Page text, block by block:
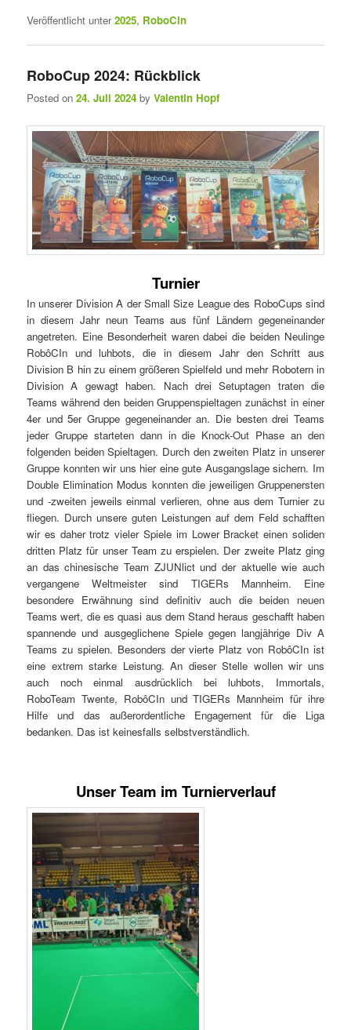
Veröffentlicht unter 2025, RoboCin
RoboCup 2024: Rückblick
Posted on24. Juli 2024 byValentin Hopf
Turnier
In unserer Division A der Small Size League des RoboCups sind
in diesem Jahr neun Teams aus fünf Ländern gegeneinander
angetreten. Eine Besonderheit waren dabei die beiden Neulinge
RobôCIn und luhbots, die in diesem Jahr den Schritt aus
Division B hin zu einem größeren Spielfeld und mehr Robotern in
Division A gewagt haben. Nach drei Setuptagen traten die
Teams während den beiden Gruppenspieltagen zunächst in einer
4er und 5er Gruppe gegeneinander an. Die besten drei Teams
jeder Gruppe starteten dann in die Knock-Out Phase an den
folgenden beiden Spieltagen. Durch den zweiten Platz in unserer
Gruppe konnten wir uns hier eine gute Ausgangslage sichern. Im
Double Elimination Modus konnten die jeweiligen Gruppenersten
und -zweiten jeweils einmal verlieren, ohne aus dem Turnier zu
fliegen. Durch unsere guten Leistungen auf dem Feld schafften
wir es daher trotz vieler Spiele im Lower Bracket einen soliden
dritten Platz für unser Team zu erspielen. Der zweite Platz ging
an das chinesische Team ZJUNlict und der aktuelle wie auch
vergangene Weltmeister sind TIGERs Mannheim. Eine
besondere Erwähnung sind definitiv auch die beiden neuen
Teams wert, die es quasi aus dem Stand heraus geschafft haben
spannende und ausgeglichene Spiele gegen langjährige Div A
Teams zu spielen. Besonders der vierte Platz von RobôCIn ist
eine extrem starke Leistung. An dieser Stelle wollen wir uns
auch noch einmal ausdrücklich bei luhbots, Immortals,
RoboTeam Twente, RobôCIn und TIGERs Mannheim für ihre
Hilfe und das außerordentliche Engagement für die Liga
bedanken. Das ist keinesfalls selbstverständlich.
Unser Team im Turnierverlauf